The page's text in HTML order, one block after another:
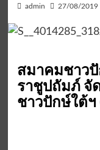
admin 27/08/2019
สมาคมชาว
ราชูปถัมภ์ จั
ชาวปักษ์ใต้ฯ